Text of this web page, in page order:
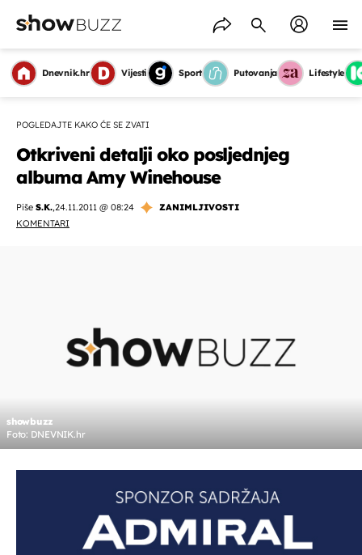
Dnevnik.hr Vijesti Sport Putovanja Lifestyle
POGLEDAJTE KAKO ĆE SE ZVATI
Otkriveni detalji oko posljednjeg
albuma Amy Winehouse
Piše S.K.,24.11.2011 @ 08:24
ZANIMLJIVOSTI
KOMENTARI
showbuzz
Foto: DNEVNIK.hr